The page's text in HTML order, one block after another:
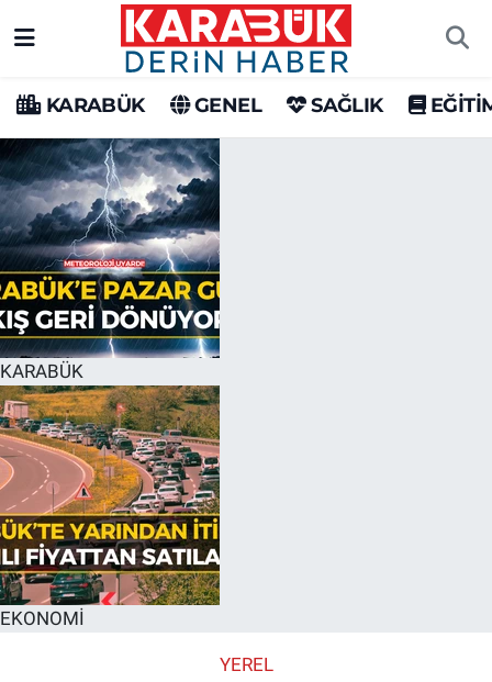
KARABÜK GENEL SAĞLIK
KARABÜK
EKONOMİ
YEREL
Karabük Hava Durumu
Karabük Trafik Yoğunluk Haritası
Süper Lig Puan Durumu ve Fikstür
Tüm Manşetler
Son Dakika Haberleri
Haber Arşivi